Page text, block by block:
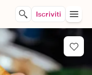
Iscriviti